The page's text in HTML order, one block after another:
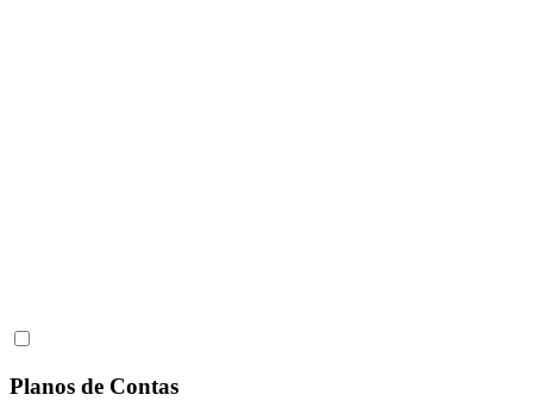
Planos de Contas